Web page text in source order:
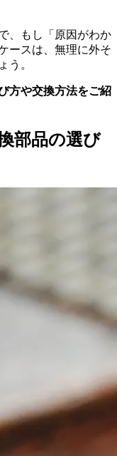
、もし「原因がわか
ースは、無理に外そ
う。
方や交換方法をご紹
部品の選び